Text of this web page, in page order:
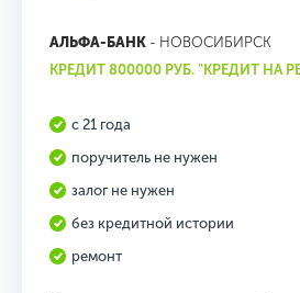
АЛЬФА-БАНК - НОВОСИБИРСК
КРЕДИТ 800000 РУБ. "КРЕДИТ НА
с 21 года
поручитель не нужен
залог не нужен
без кредитной истории
ремонт